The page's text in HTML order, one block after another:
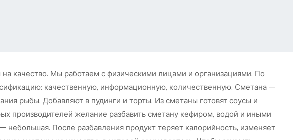
качество. Мы работаем с физическими лицами и организациями. По
качественную, информационную, количественную. Сметана —
рыбы. Добавляют в пудинги и торты. Из сметаны готовят соусы и
производителей желание разбавить сметану кефиром, водой и иными
После разбавления продукт теряет калорийность, изменяет